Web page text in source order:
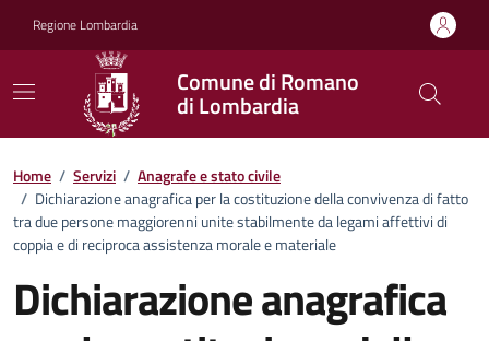
Regione Lombardia
Comune di Romano
di Lombardia
Home / Servizi / Anagrafe e stato civile
/ Dichiarazione anagrafica per la costituzione della convivenza di fatto
tra due persone maggiorenni unite stabilmente da legami affettivi di
coppia e di reciproca assistenza morale e materiale
Dichiarazione anagrafica